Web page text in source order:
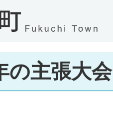
の主張大会